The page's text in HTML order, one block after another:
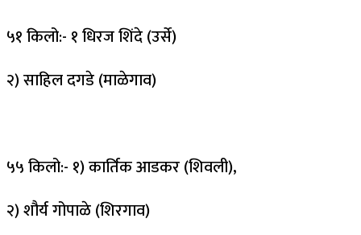
५१ किलो:- १ धिरज शिंदे (उर्से)
२) साहिल दगडे (माळेगाव)
५५ किलो:- १) कार्तिक आडकर (शिवली),
२) शौर्य गोपाळे (शिरगाव)